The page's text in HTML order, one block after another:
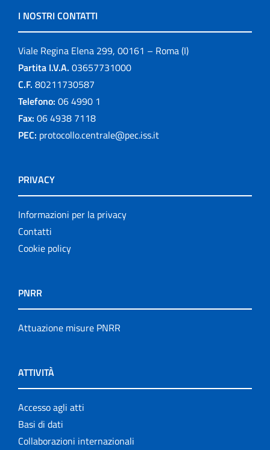
I NOSTRI CONTATTI
Viale Regina Elena 299, 00161 – Roma (I)
Partita I.V.A. 03657731000
C.F. 80211730587
Telefono: 06 4990 1
Fax: 06 4938 7118
PEC: protocollo.centrale@pec.iss.it
PRIVACY
Informazioni per la privacy
Contatti
Cookie policy
PNRR
Attuazione misure PNRR
ATTIVITÀ
Accesso agli atti
Basi di dati
Collaborazioni internazionali